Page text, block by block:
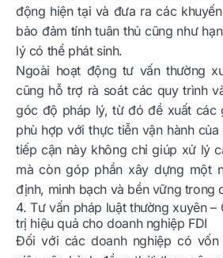
động hiện tại và đưa ra các
bảo đảm tính tuân thủ cũng như
lý có thể phát sinh.
Ngoài hoạt động tư vấn thường
cũng hỗ trợ rà soát các quy trình
góc độ pháp lý, từ đó đề xuất các
phù hợp với thực tiễn vận hành
tiếp cận này không chỉ giúp xử lý
mà còn góp phần xây dựng một
định, minh bạch và bền vững trong
4. Tư vấn pháp luật thường xuyên
trị hiệu quả cho doanh nghiệp FDI
Đối với các doanh nghiệp có vốn